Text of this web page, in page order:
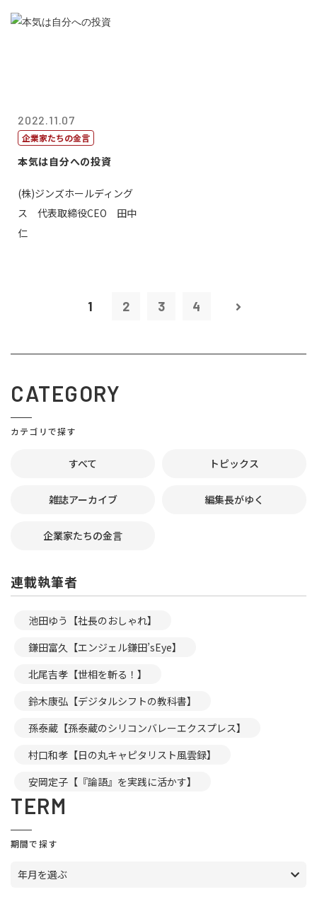
2022.11.07
企業家たちの金言
本気は自分への投資
(株)ジンズホールディング
ス 代表取締役CEO 田中
仁
1 2 3 4
CATEGORY
カテゴリで探す
すべて トピックス
雑誌アーカイブ 編集長がゆく
企業家たちの金言
連載執筆者
池田ゆう【社長のおしゃれ】
鎌田富久【エンジェル鎌田’sEye】
北尾吉孝【世相を斬る！】
鈴木康弘【デジタルシフトの教科書】
孫泰蔵【孫泰蔵のシリコンバレーエクスプレス】
村口和孝【日の丸キャピタリスト風雲録】
安岡定子【『論語』を実践に活かす】
TERM
期間で探す
年月を選ぶ